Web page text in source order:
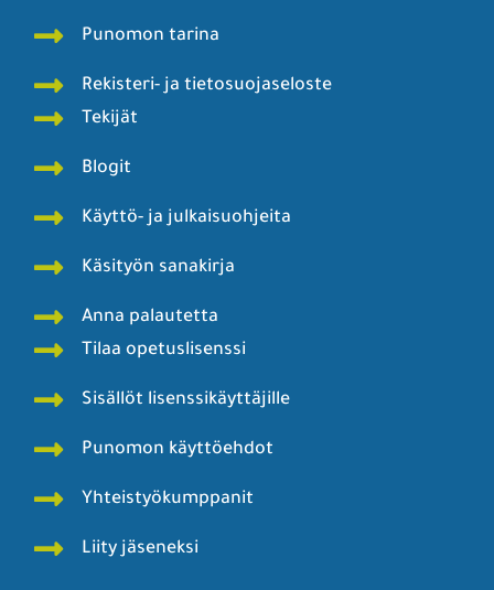
Punomon tarina
Rekisteri- ja tietosuojaseloste
Tekijät
Blogit
Käyttö- ja julkaisuohjeita
Käsityön sanakirja
Anna palautetta
Tilaa opetuslisenssi
Sisällöt lisenssikäyttäjille
Punomon käyttöehdot
Yhteistyökumppanit
Liity jäseneksi